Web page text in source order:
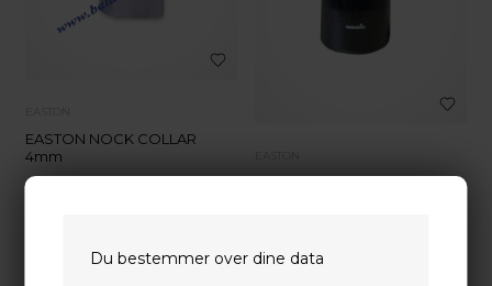
Du bestemmer over dine data
EASTON NOCK COLLAR
4mm
VÆLG VARIANT